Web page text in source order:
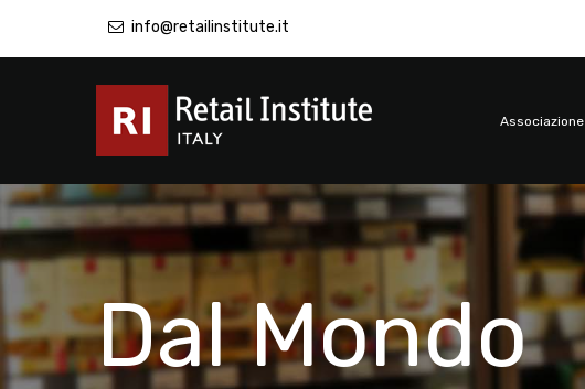
info@retailinstitute.it
Associazione
Dal Mondo